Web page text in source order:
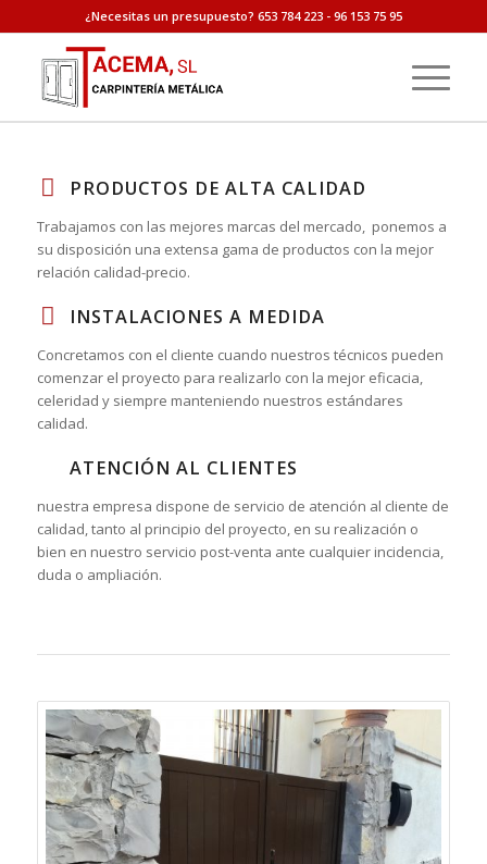
¿Necesitas un presupuesto? 653 784 223 - 96 153 75 95
PVC
PRODUCTOS DE ALTA CALIDAD
Trabajamos con las mejores marcas del mercado, ponemos a
su disposición una extensa gama de productos con la mejor
relación calidad-precio.
INSTALACIONES A MEDIDA
Concretamos con el cliente cuando nuestros técnicos pueden
comenzar el proyecto para realizarlo con la mejor eficacia,
celeridad y siempre manteniendo nuestros estándares
calidad.
ATENCIÓN AL CLIENTES
nuestra empresa dispone de servicio de atención al cliente de
calidad, tanto al principio del proyecto, en su realización o
bien en nuestro servicio post-venta ante cualquier incidencia,
duda o ampliación.